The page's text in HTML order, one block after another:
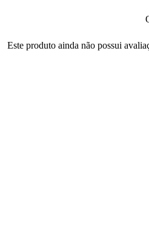
Este produto ainda não possui